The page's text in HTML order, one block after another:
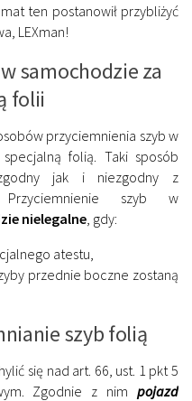
ten postanowił przybliżyć
LEXman!
samochodzie za
folii
przyciemnienia szyb w
folią. Taki sposób
jak i niezgodny z
Przyciemnienie szyb w
nielegalne , gdy:
atestu,
przednie boczne zostaną
szyb folią
się nad art. 66, ust. 1 pkt 5
Zgodnie z nim pojazd